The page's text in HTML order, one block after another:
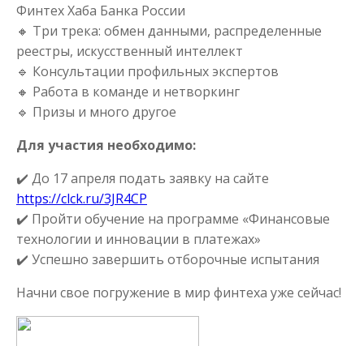
Финтех Хаба Банка России
🔸 Три трека: обмен данными, распределенные
реестры, искусственный интеллект
🔹 Консультации профильных экспертов
🔸 Работа в команде и нетворкинг
🔹 Призы и много другое
Для участия необходимо:
✔️ До 17 апреля подать заявку на сайте
https://clck.ru/3JR4CP
✔️ Пройти обучение на программе «Финансовые
технологии и инновации в платежах»
✔️ Успешно завершить отборочные испытания
Начни свое погружение в мир финтеха уже сейчас!